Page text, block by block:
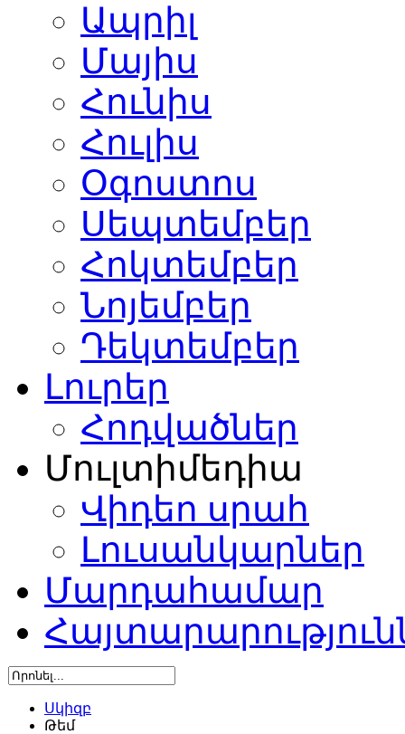
Ապրիլ
Մայիս
Հունիս
Հուլիս
Օգոստոս
Սեպտեմբեր
Հոկտեմբեր
Նոյեմբեր
Դեկտեմբեր
Լուրեր
Հոդվածներ
Մուլտիմեդիա
Վիդեո սրահ
Լուսանկարներ
Մարդահամար
Սկիզբ
Թեմ